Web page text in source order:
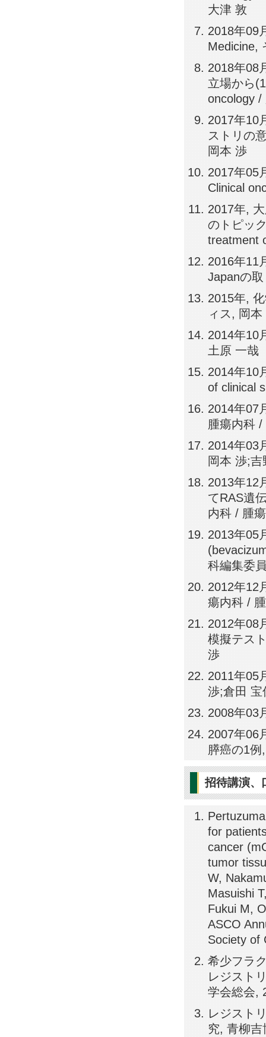
大津 敦
2018年09
Medicine,
2018年08
立場から
oncology /
2017年10
ストリの
岡本 渉
2017年05
Clinical
2017年,
のトピッ
treatment
2016年11
Japanの
2015年,
ィス, 岡本
2014年10
土原 一哉
2014年10
of clinical
2014年07
腫瘍内科
2014年03
岡本 渉;
2013年12
てRAS遺
内科 / 腫
2013年05
科編集委
2012年12
瘍内科 /
2012年08
模擬テス
渉
2011年05
渉;倉田 宝
2008年03
2007年06
膵癌の1
招待講演、
for
cancer
tumor
W,
Masuishi
Fukui M,
ASCO
Society of
希少フラ
レジスト
学会総会,
レジスト
究, 青柳